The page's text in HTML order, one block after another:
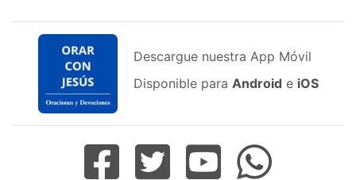
Descargue nuestra App Móvil
Disponible para Android e iOS